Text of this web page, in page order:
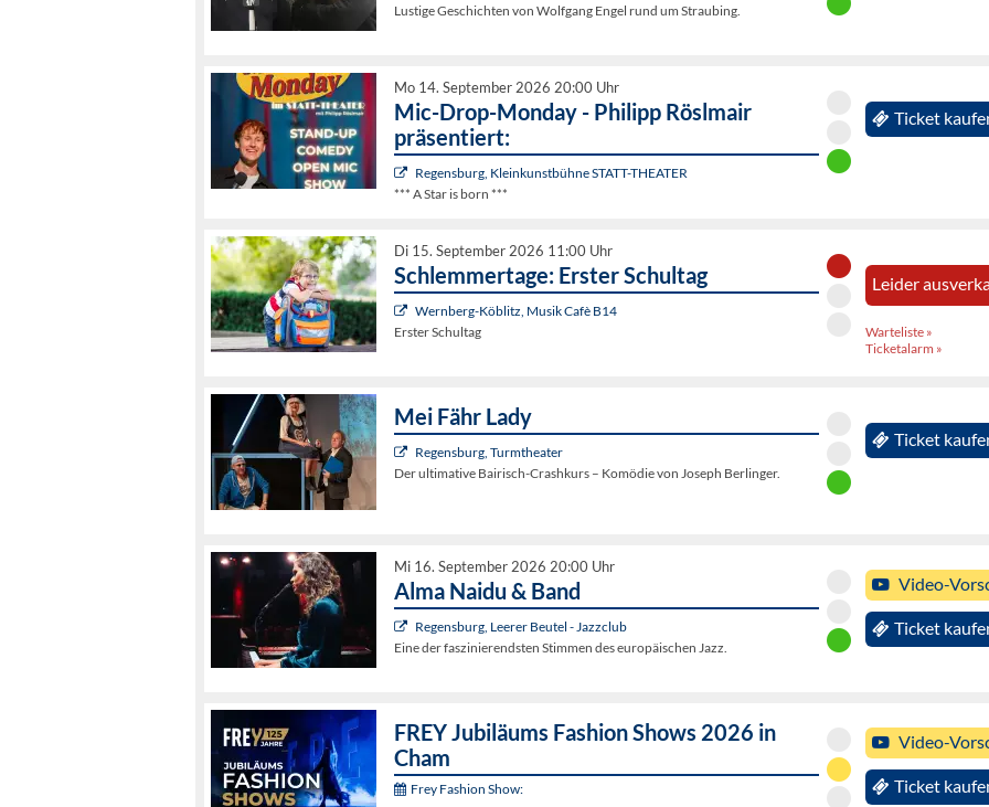
Lustige Geschichten von Wolfgang Engel rund um Straubing.
Mo 14. September 2026 20:00 Uhr
Mic-Drop-Monday - Philipp Röslmair
präsentiert:
Regensburg, Kleinkunstbühne STATT-THEATER
*** A Star is born ***
Ticket
Di 15. September 2026 11:00 Uhr
Schlemmertage: Erster Schultag
Wernberg-Köblitz, Musik Cafè B14
Erster Schultag
Leider
Warteliste »
Ticketalarm »
Mei Fähr Lady
Regensburg, Turmtheater
Der ultimative Bairisch-Crashkurs – Komödie von Joseph Berlinger.
Ticket
Mi 16. September 2026 20:00 Uhr
Alma Naidu & Band
Regensburg, Leerer Beutel - Jazzclub
Eine der faszinierendsten Stimmen des europäischen Jazz.
Video-
Ticket
FREY Jubiläums Fashion Shows 2026 in
Cham
Frey Fashion Show:
Video-
Ticket